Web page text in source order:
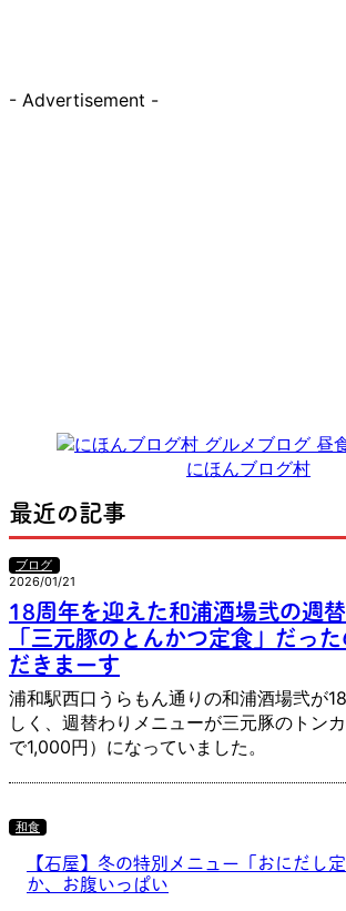
- Advertisement -
にほんブログ村
最近の記事
ブログ
2026/01/21
18周年を迎えた和浦酒場弐の週
「三元豚のとんかつ定食」だっ
だきまーす
浦和駅西口うらもん通りの和浦酒場弐が
しく、週替わりメニューが三元豚のトン
で1,000円）になっていました。
和食
【石屋】冬の特別メニュー「おにだし
か、お腹いっぱい